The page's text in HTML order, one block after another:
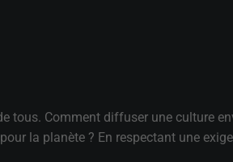
tous. Comment diffuser une culture
la planète ? En respectant une